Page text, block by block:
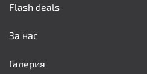
Flash deals
За нас
Галерия